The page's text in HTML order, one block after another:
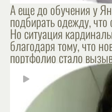
А еще до обучения у
подбирать одежду, что
Но ситуация
благодаря тому, что
портфолио стало